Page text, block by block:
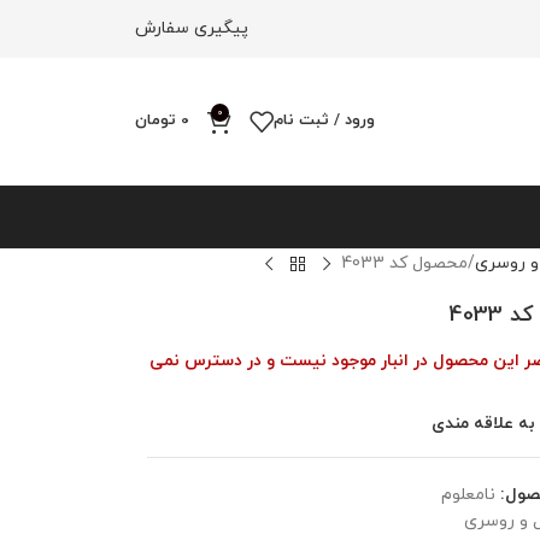
پیگیری سفارش
ورود / ثبت نام 0
0 تومان
روسری محصول کد 4033
این محصول در انبار موجود نیست و در دسترس نمی
به علاقه مندی
نامعلوم
و روسری